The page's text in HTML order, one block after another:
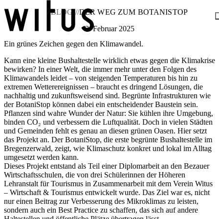
Blog
Projekte
Mitglieder
Service
KEM witus
Kontakt
BLOG //DER WEG ZUM BOTANISTOP
3. Februar 2025
Ein grünes Zeichen gegen den Klimawandel.
Kann eine kleine Bushaltestelle wirklich etwas gegen die Klimakrise
bewirken? In einer Welt, die immer mehr unter den Folgen des
Klimawandels leidet – von steigenden Temperaturen bis hin zu
extremen Wetterereignissen – braucht es dringend Lösungen, die
nachhaltig und zukunftsweisend sind. Begrünte Infrastrukturen wie
der BotaniStop können dabei ein entscheidender Baustein sein.
Pflanzen sind wahre Wunder der Natur: Sie kühlen ihre Umgebung,
binden CO₂ und verbessern die Luftqualität. Doch in vielen Städten
und Gemeinden fehlt es genau an diesen grünen Oasen. Hier setzt
das Projekt an. Der BotaniStop, die erste begrünte Bushaltestelle im
Bregenzerwald, zeigt, wie Klimaschutz konkret und lokal im Alltag
umgesetzt werden kann.
Dieses Projekt entstand als Teil einer Diplomarbeit an den Bezauer
Wirtschaftsschulen, die von drei Schülerinnen der Höheren
Lehranstalt für Tourismus in Zusammenarbeit mit dem Verein Witus
– Wirtschaft & Tourismus entwickelt wurde. Das Ziel war es, nicht
nur einen Beitrag zur Verbesserung des Mikroklimas zu leisten,
sondern auch ein Best Practice zu schaffen, das sich auf andere